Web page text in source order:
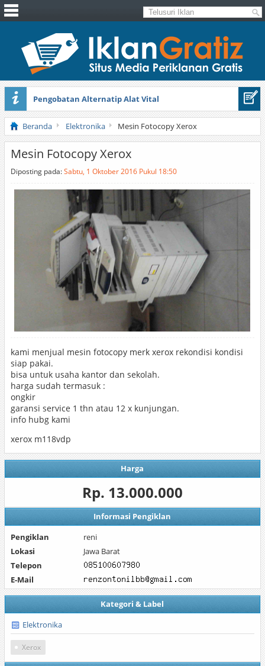
Pengobatan Alternatip Alat Vital
Pita Cantik Pesona
Beranda Elektronika Mesin Fotocopy Xerox
Mesin Fotocopy Xerox
Diposting pada:Sabtu, 1 Oktober 2016 Pukul 18:50
kami menjual mesin fotocopy merk xerox rekondisi kondisi
siap pakai.
bisa untuk usaha kantor dan sekolah.
harga sudah termasuk :
ongkir
garansi service 1 thn atau 12 x kunjungan.
info hubg kami
xerox m118vdp
Harga
Rp. 13.000.000
Informasi Pengiklan
Pengiklan
reni
Lokasi
Jawa Barat
Telepon
E-Mail
Kategori & Label
Elektronika
Xerox